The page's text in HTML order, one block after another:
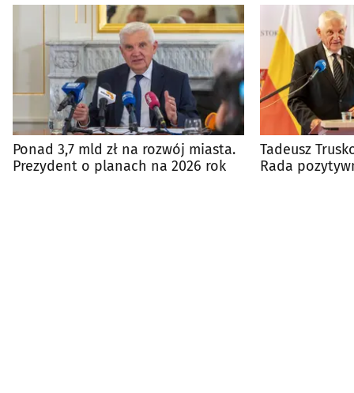
Ponad 3,7 mld zł na rozwój miasta.
Prezydent o planach na 2026 rok
Tadeusz
Rada